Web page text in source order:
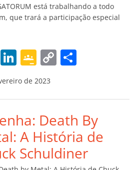
está trabalhando a todo
que trará a participação especial
W Li
k
e
dI
n
G
o
o
gl
e
Cl
a
C
y
Li
n
k
p
ar
til
h
de 2023
Death By
A História de
Schuldiner